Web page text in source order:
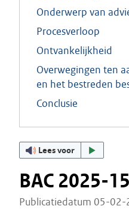
Onderwerp van
Procesverloop
Ontvankelijkheid
Overwegingen ten
en het bestreden
Conclusie
Lees voor
BAC 2025-
Publicatiedatum 05-02-